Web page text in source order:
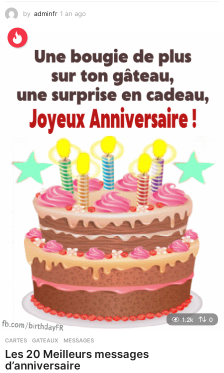
by adminfr 1 an ago
g
o
1.2k 0
CARTES ,GATEAUX ,MESSAGES
Les 20 Meilleurs messages
d’anniversaire